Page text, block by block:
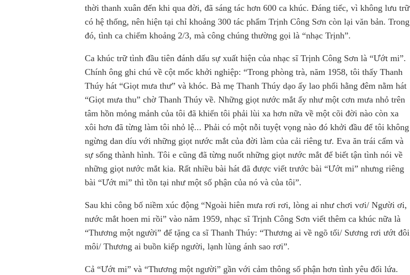
thời thanh xuân đến khi qua đời, đã sáng tác hơn 600 ca khúc. Đáng tiếc, vì không lưu trữ
có hệ thống, nên hiện tại chỉ khoảng 300 tác phẩm Trịnh Công Sơn còn lại văn bản. Trong
đó, tình ca chiếm khoảng 2/3, mà công chúng thường gọi là “nhạc Trịnh”.
Ca khúc trữ tình đầu tiên đánh dấu sự xuất hiện của nhạc sĩ Trịnh Công Sơn là “Ướt mi”.
Chính ông ghi chú về cột mốc khởi nghiệp: “Trong phòng trà, năm 1958, tôi thấy Thanh
Thúy hát “Giọt mưa thư” và khóc. Bà mẹ Thanh Thúy dạo ấy lao phổi hằng đêm nằm hát
“Giọt mưa thu” chờ Thanh Thúy về. Những giọt nước mắt ấy như một cơn mưa nhỏ trên
tâm hồn mỏng mảnh của tôi đã khiến tôi phải lùi xa hơn nữa về một cõi đời nào còn xa
xôi hơn đã từng làm tôi nhỏ lệ... Phải có một nỗi tuyệt vọng nào đó khởi đầu để tôi không
ngừng dan díu với những giọt nước mắt của đời làm của cải riêng tư. Eva ăn trái cấm và
sự sống thành hình. Tôi e cũng đã từng nuốt những giọt nước mắt để biết tận tình nói về
những giọt nước mắt kia. Rất nhiều bài hát đã được viết trước bài “Ướt mi” nhưng riêng
bài “Ướt mi” thì tồn tại như một số phận của nó và của tôi”.
Sau khi công bố niềm xúc động “Ngoài hiên mưa rơi rơi, lòng ai như chơi vơi/ Người ơi,
nước mắt hoen mi rồi” vào năm 1959, nhạc sĩ Trịnh Công Sơn viết thêm ca khúc nữa là
“Thương một người” để tặng ca sĩ Thanh Thúy: “Thương ai về ngõ tối/ Sương rơi ướt đôi
môi/ Thương ai buồn kiếp người, lạnh lùng ánh sao rơi”.
Cả “Ướt mi” và “Thương một người” gần với cảm thông số phận hơn tình yêu đối lứa.